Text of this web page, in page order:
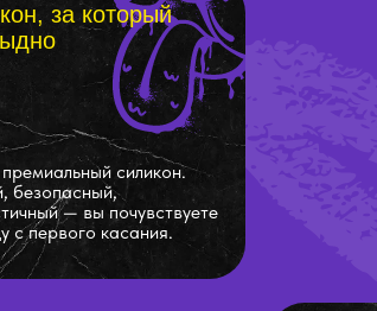
за который
премиальный силикон.
безопасный,
— вы почувствуете
с первого касания.